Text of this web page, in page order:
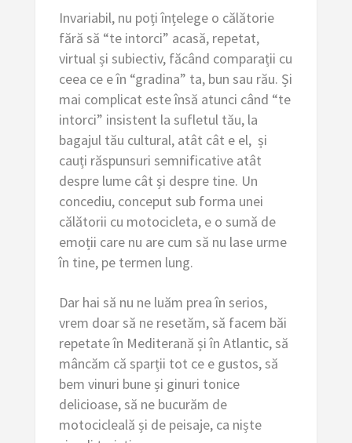
Invariabil, nu poți înțelege o călătorie
fără să “te intorci” acasă, repetat,
virtual și subiectiv, făcând comparații cu
ceea ce e în “gradina” ta, bun sau rău. Și
mai complicat este însă atunci când “te
intorci” insistent la sufletul tău, la
bagajul tău cultural, atât cât e el, și
cauți răspunsuri semnificative atât
despre lume cât și despre tine. Un
concediu, conceput sub forma unei
călătorii cu motocicleta, e o sumă de
emoții care nu are cum să nu lase urme
în tine, pe termen lung.
Dar hai să nu ne luăm prea în serios,
vrem doar să ne resetăm, să facem băi
repetate în Mediterană și în Atlantic, să
mâncăm că sparții tot ce e gustos, să
bem vinuri bune și ginuri tonice
delicioase, să ne bucurăm de
motocicleală și de peisaje, ca niște